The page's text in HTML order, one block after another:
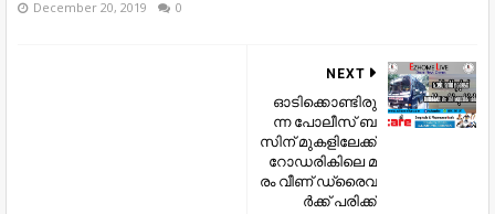
December 20, 2019 0
NEXT
ഓ​ടി​ക്കൊ​ണ്ടി​രു​
ന്ന പോ​ലീ​സ് ബ​
സി​ന് മു​ക​ളി​ലേ​ക്ക്
റോ​ഡ​രി​കി​ലെ മ​
രം വീ​ണ് ഡ്രൈ​വ​
ര്‍​ക്ക് പ​രി​ക്ക്